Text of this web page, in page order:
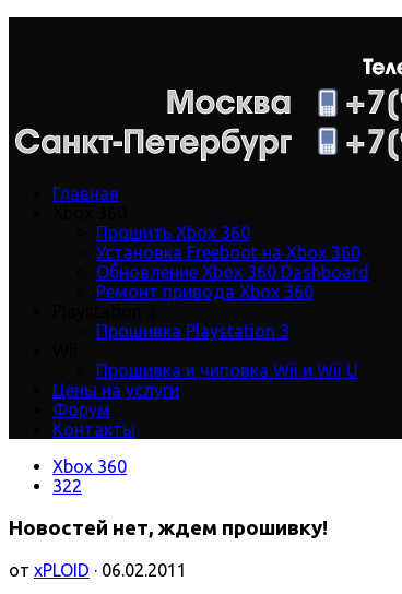
Главная
Прошить Xbox 360
Установка Freeboot на Xbox 360
Обновление Xbox 360 Dashboard
Ремонт привода Xbox 360
Прошивка Playstation 3
Прошивка и чиповка Wii и Wii U
Цены на услуги
Форум
Контакты
Xbox 360
322
Новостей нет, ждем прошивку!
от xPLOID · 06.02.2011